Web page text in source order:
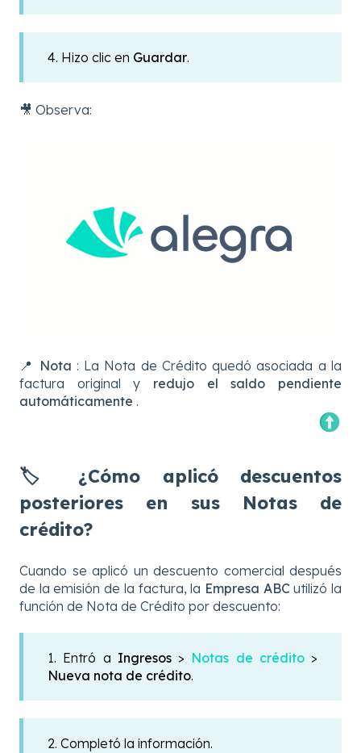
4. Hizo clic en Guardar.
🎥 Observa:
📍 Nota : La Nota de Crédito quedó asociada a la
factura original y redujo el saldo pendiente
automáticamente .
🏷️ ¿Cómo aplicó descuentos
posteriores en sus Notas de
crédito?
Cuando se aplicó un descuento comercial después
de la emisión de la factura, la Empresa ABCutilizó la
función de Nota de Crédito por descuento:
1. Entró a Ingresos> Notas de crédito >
Nueva nota de crédito.
2. Completó la información.